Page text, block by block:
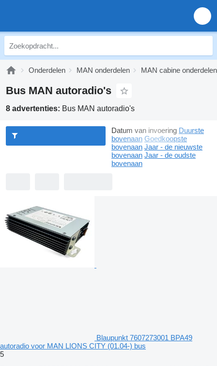
Onderdelen MAN onderdelen MAN cabine onderdelen
Bus MAN autoradio's
8 advertenties: Bus MAN autoradio's
Datum van invoering Duurste
bovenaan Goedkoopste
bovenaan Jaar - de nieuwste
bovenaan Jaar - de oudste
bovenaan
Blaupunkt 7607273001 BPA49
autoradio voor MAN LIONS CITY (01.04-) bus
5